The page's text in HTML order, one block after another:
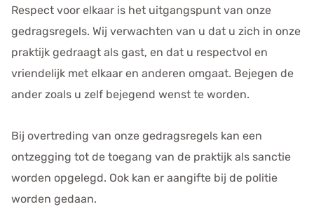
n
Respect voor elkaar is het uitgangspunt van onze
gedragsregels. Wij verwachten van u dat u zich in onze
praktijk gedraagt als gast, en dat u respectvol en
vriendelijk met elkaar en anderen omgaat. Bejegen de
ander zoals u zelf bejegend wenst te worden.
Bij overtreding van onze gedragsregels kan een
ontzegging tot de toegang van de praktijk als sanctie
worden opgelegd. Ook kan er aangifte bij de politie
worden gedaan.